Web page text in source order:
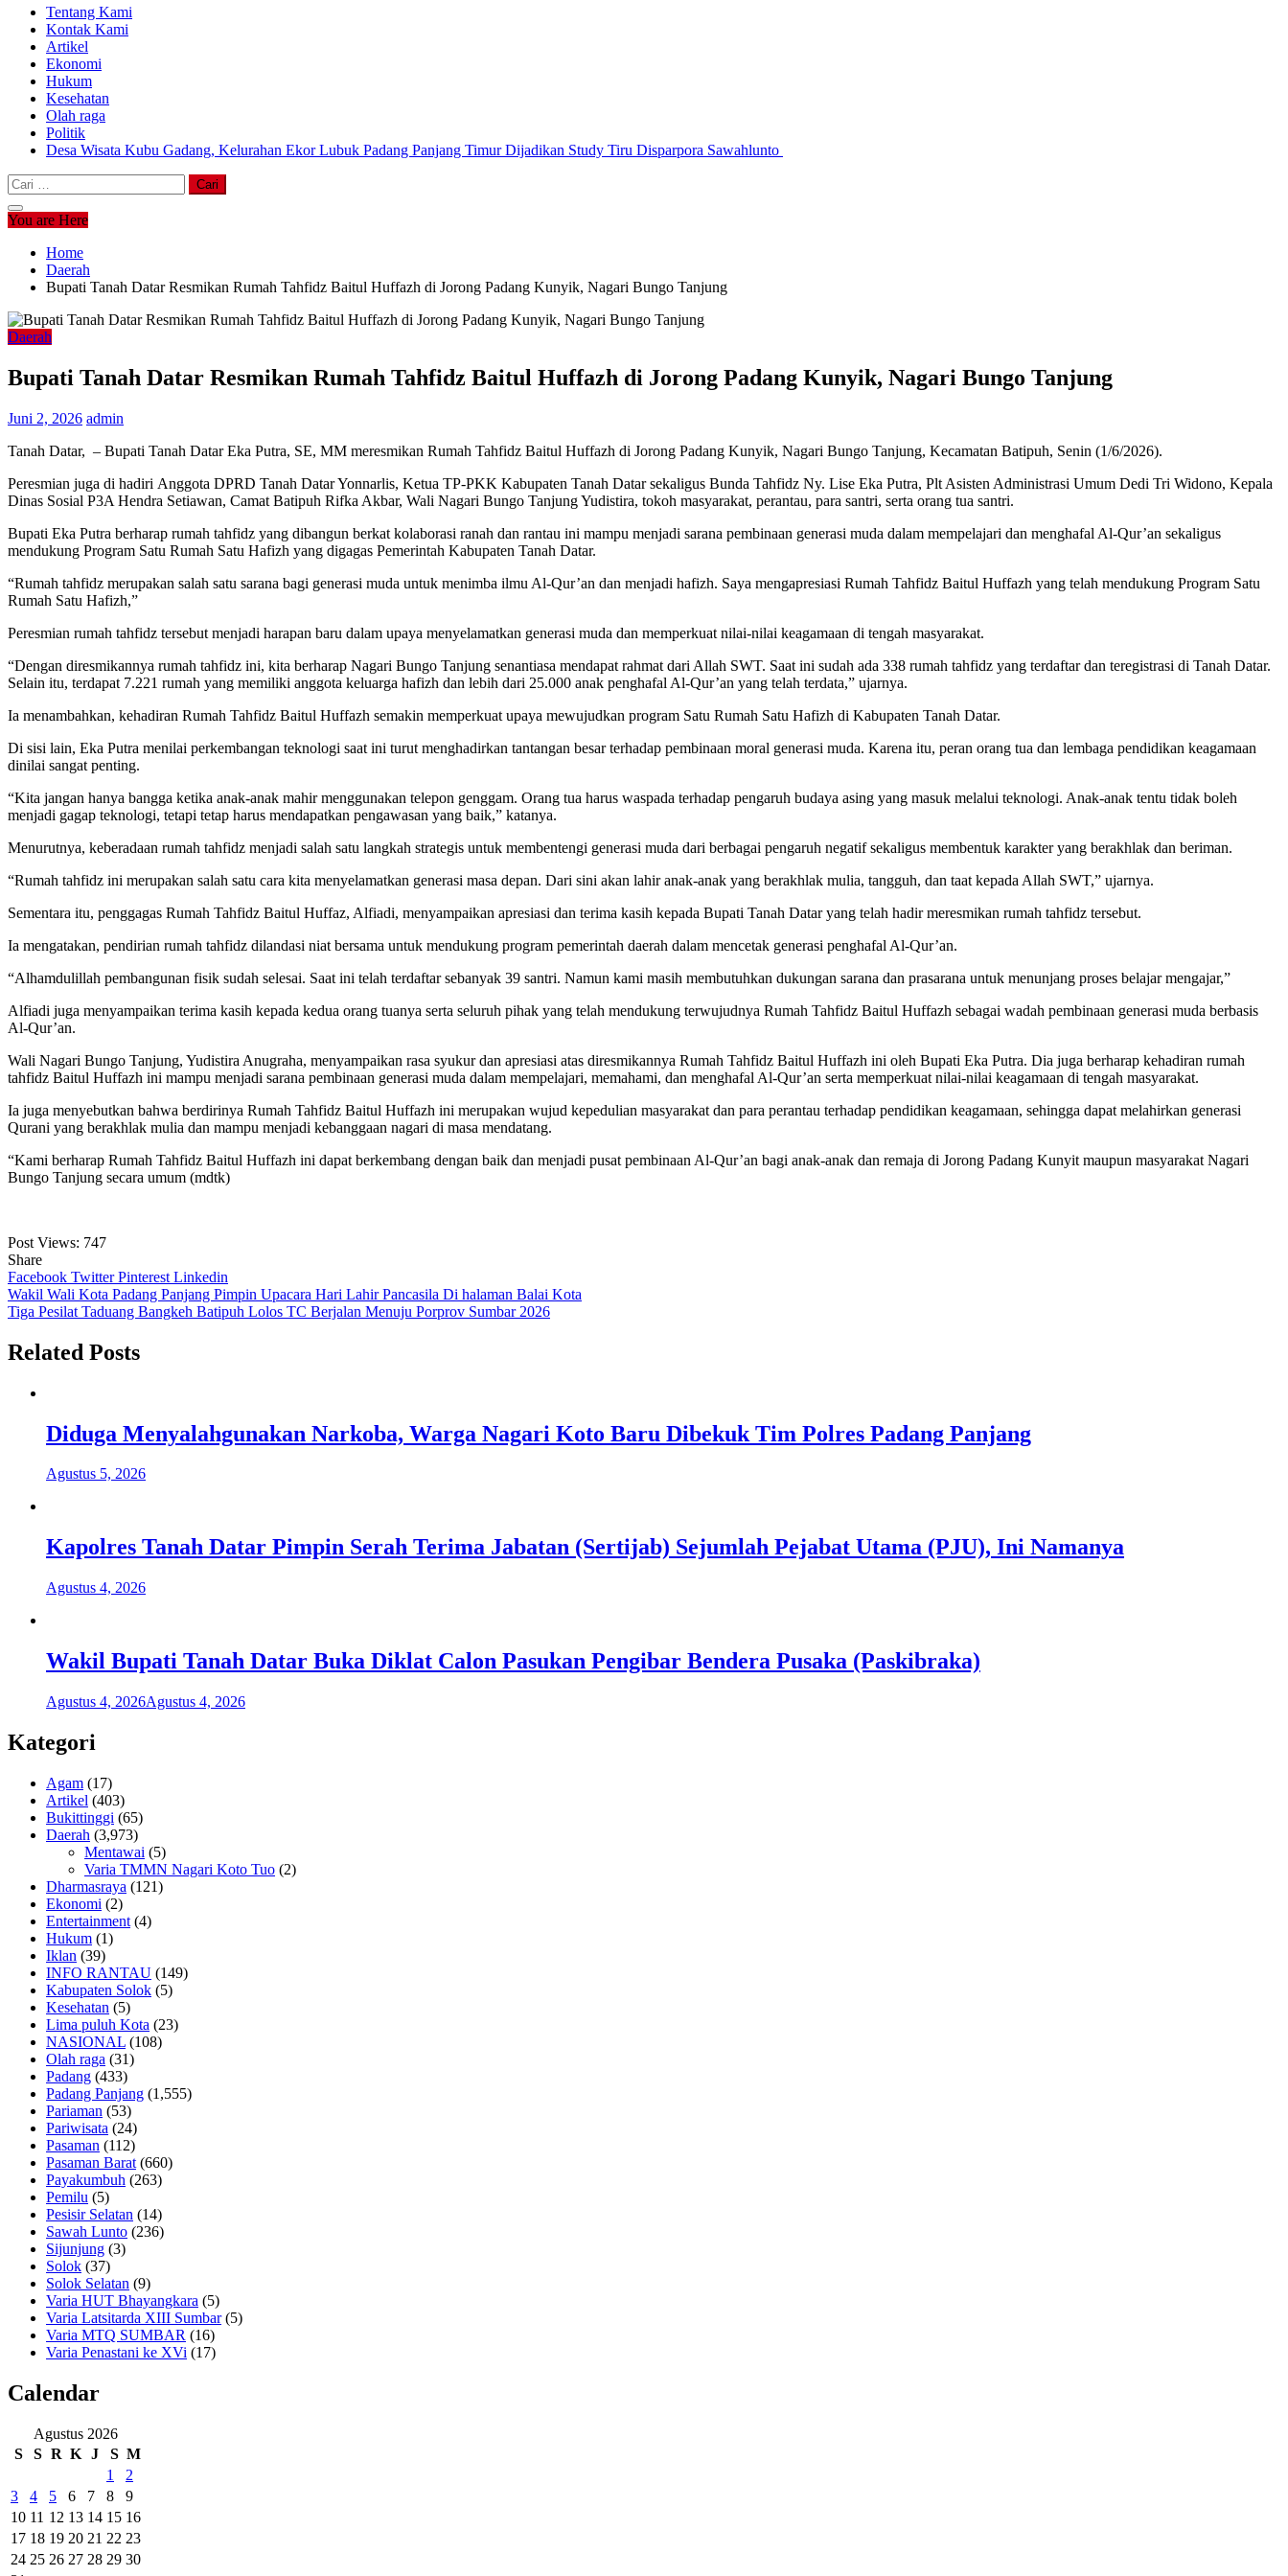
Tentang Kami
Kontak Kami
Artikel
Ekonomi
Hukum
Kesehatan
Olah raga
Politik
Desa Wisata Kubu Gadang, Kelurahan Ekor Lubuk Padang Panjang Timur Dijadikan Study Tiru Disparpora Sawahlunto
Cari
untuk:
You are Here
Home
Daerah
Bupati Tanah Datar Resmikan Rumah Tahfidz Baitul Huffazh di Jorong Padang Kunyik, Nagari Bungo Tanjung
Daerah
Bupati Tanah Datar Resmikan Rumah Tahfidz Baitul Huffazh di Jorong Padang Kunyik, Nagari Bungo Tanjung
Juni 2, 2026 admin
Tanah Datar, – Bupati Tanah Datar Eka Putra, SE, MM meresmikan Rumah Tahfidz Baitul Huffazh di Jorong Padang Kunyik, Nagari Bungo Tanjung, Kecamatan Batipuh, Senin (1/6/2026).
Peresmian juga di hadiri Anggota DPRD Tanah Datar Yonnarlis, Ketua TP-PKK Kabupaten Tanah Datar sekaligus Bunda Tahfidz Ny. Lise Eka Putra, Plt Asisten Administrasi Umum Dedi Tri Widono, Kepala
Dinas Sosial P3A Hendra Setiawan, Camat Batipuh Rifka Akbar, Wali Nagari Bungo Tanjung Yudistira, tokoh masyarakat, perantau, para santri, serta orang tua santri.
Bupati Eka Putra berharap rumah tahfidz yang dibangun berkat kolaborasi ranah dan rantau ini mampu menjadi sarana pembinaan generasi muda dalam mempelajari dan menghafal Al-Qur’an sekaligus
mendukung Program Satu Rumah Satu Hafizh yang digagas Pemerintah Kabupaten Tanah Datar.
“Rumah tahfidz merupakan salah satu sarana bagi generasi muda untuk menimba ilmu Al-Qur’an dan menjadi hafizh. Saya mengapresiasi Rumah Tahfidz Baitul Huffazh yang telah mendukung Program Satu
Rumah Satu Hafizh,”
Peresmian rumah tahfidz tersebut menjadi harapan baru dalam upaya menyelamatkan generasi muda dan memperkuat nilai-nilai keagamaan di tengah masyarakat.
“Dengan diresmikannya rumah tahfidz ini, kita berharap Nagari Bungo Tanjung senantiasa mendapat rahmat dari Allah SWT. Saat ini sudah ada 338 rumah tahfidz yang terdaftar dan teregistrasi di Tanah Datar.
Selain itu, terdapat 7.221 rumah yang memiliki anggota keluarga hafizh dan lebih dari 25.000 anak penghafal Al-Qur’an yang telah terdata,” ujarnya.
Ia menambahkan, kehadiran Rumah Tahfidz Baitul Huffazh semakin memperkuat upaya mewujudkan program Satu Rumah Satu Hafizh di Kabupaten Tanah Datar.
Di sisi lain, Eka Putra menilai perkembangan teknologi saat ini turut menghadirkan tantangan besar terhadap pembinaan moral generasi muda. Karena itu, peran orang tua dan lembaga pendidikan keagamaan
dinilai sangat penting.
“Kita jangan hanya bangga ketika anak-anak mahir menggunakan telepon genggam. Orang tua harus waspada terhadap pengaruh budaya asing yang masuk melalui teknologi. Anak-anak tentu tidak boleh
menjadi gagap teknologi, tetapi tetap harus mendapatkan pengawasan yang baik,” katanya.
Menurutnya, keberadaan rumah tahfidz menjadi salah satu langkah strategis untuk membentengi generasi muda dari berbagai pengaruh negatif sekaligus membentuk karakter yang berakhlak dan beriman.
“Rumah tahfidz ini merupakan salah satu cara kita menyelamatkan generasi masa depan. Dari sini akan lahir anak-anak yang berakhlak mulia, tangguh, dan taat kepada Allah SWT,” ujarnya.
Sementara itu, penggagas Rumah Tahfidz Baitul Huffaz, Alfiadi, menyampaikan apresiasi dan terima kasih kepada Bupati Tanah Datar yang telah hadir meresmikan rumah tahfidz tersebut.
Ia mengatakan, pendirian rumah tahfidz dilandasi niat bersama untuk mendukung program pemerintah daerah dalam mencetak generasi penghafal Al-Qur’an.
“Alhamdulillah pembangunan fisik sudah selesai. Saat ini telah terdaftar sebanyak 39 santri. Namun kami masih membutuhkan dukungan sarana dan prasarana untuk menunjang proses belajar mengajar,”
Alfiadi juga menyampaikan terima kasih kepada kedua orang tuanya serta seluruh pihak yang telah mendukung terwujudnya Rumah Tahfidz Baitul Huffazh sebagai wadah pembinaan generasi muda berbasis
Al-Qur’an.
Wali Nagari Bungo Tanjung, Yudistira Anugraha, menyampaikan rasa syukur dan apresiasi atas diresmikannya Rumah Tahfidz Baitul Huffazh ini oleh Bupati Eka Putra. Dia juga berharap kehadiran rumah
tahfidz Baitul Huffazh ini mampu menjadi sarana pembinaan generasi muda dalam mempelajari, memahami, dan menghafal Al-Qur’an serta memperkuat nilai-nilai keagamaan di tengah masyarakat.
Ia juga menyebutkan bahwa berdirinya Rumah Tahfidz Baitul Huffazh ini merupakan wujud kepedulian masyarakat dan para perantau terhadap pendidikan keagamaan, sehingga dapat melahirkan generasi
Qurani yang berakhlak mulia dan mampu menjadi kebanggaan nagari di masa mendatang.
“Kami berharap Rumah Tahfidz Baitul Huffazh ini dapat berkembang dengan baik dan menjadi pusat pembinaan Al-Qur’an bagi anak-anak dan remaja di Jorong Padang Kunyit maupun masyarakat Nagari
Bungo Tanjung secara umum (mdtk)
Post Views: 747
Share
Facebook TwitterPinterest Linkedin
Navigasi
pos
Wakil Wali Kota Padang Panjang Pimpin Upacara Hari Lahir Pancasila Di halaman Balai Kota
Tiga Pesilat Taduang Bangkeh Batipuh Lolos TC Berjalan Menuju Porprov Sumbar 2026
Related Posts
Diduga Menyalahgunakan Narkoba, Warga Nagari Koto Baru Dibekuk Tim Polres Padang Panjang
Agustus 5, 2026
Kapolres Tanah Datar Pimpin Serah Terima Jabatan (Sertijab) Sejumlah Pejabat Utama (PJU), Ini Namanya
Agustus 4, 2026
Wakil Bupati Tanah Datar Buka Diklat Calon Pasukan Pengibar Bendera Pusaka (Paskibraka)
Agustus 4, 2026Agustus 4, 2026
Kategori
Agam (17)
Artikel (403)
Bukittinggi (65)
Daerah (3,973)
Mentawai (5)
Varia TMMN Nagari Koto Tuo (2)
Dharmasraya (121)
Ekonomi (2)
Entertainment (4)
Hukum (1)
Iklan (39)
INFO RANTAU (149)
Kabupaten Solok (5)
Kesehatan (5)
Lima puluh Kota (23)
NASIONAL (108)
Olah raga (31)
Padang (433)
Padang Panjang (1,555)
Pariaman (53)
Pariwisata (24)
Pasaman (112)
Pasaman Barat (660)
Payakumbuh (263)
Pemilu (5)
Pesisir Selatan (14)
Sawah Lunto (236)
Sijunjung (3)
Solok (37)
Solok Selatan (9)
Varia HUT Bhayangkara (5)
Varia Latsitarda XIII Sumbar(5)
Varia MTQ SUMBAR (16)
Varia Penastani ke XVi (17)
Calendar
Agustus 2026
S
S R K J S M
1
2
3
4 5 6 7 8
9
10 11 12 13 14 15 16
17 18 19 20 21 22 23
24 25 26 27 28 29 30